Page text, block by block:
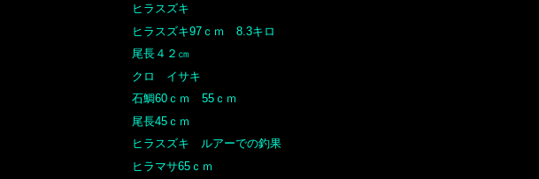
ヒラスズキ
ヒラスズキ97ｃｍ 8.3キロ
尾長４２㎝
クロ イサキ
石鯛60ｃｍ 55ｃｍ
尾長45ｃｍ
ヒラスズキ ルアーでの釣果
ヒラマサ65ｃｍ